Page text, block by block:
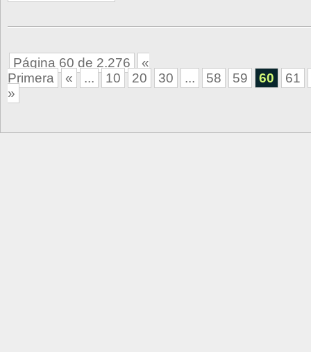
Página 60 de 2.276
«
Primera
« ... 10 20 30 ... 58 59 60
61
»